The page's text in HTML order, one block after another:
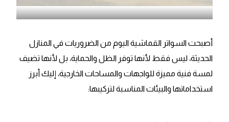
أصبحت السواتر القماشية اليوم من الضروريات في المنازل
الحديثة، ليس فقط لأنها توفر الظل والحماية، بل لأنها تضيف
لمسة فنية مميزة للواجهات والمساحات الخارجية، إليك أبرز
استخداماتها والبيئات المناسبة لتركيبها: